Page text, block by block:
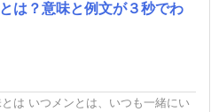
は？意味と例文が３秒でわ
は いつメンとは、いつも一緒にい